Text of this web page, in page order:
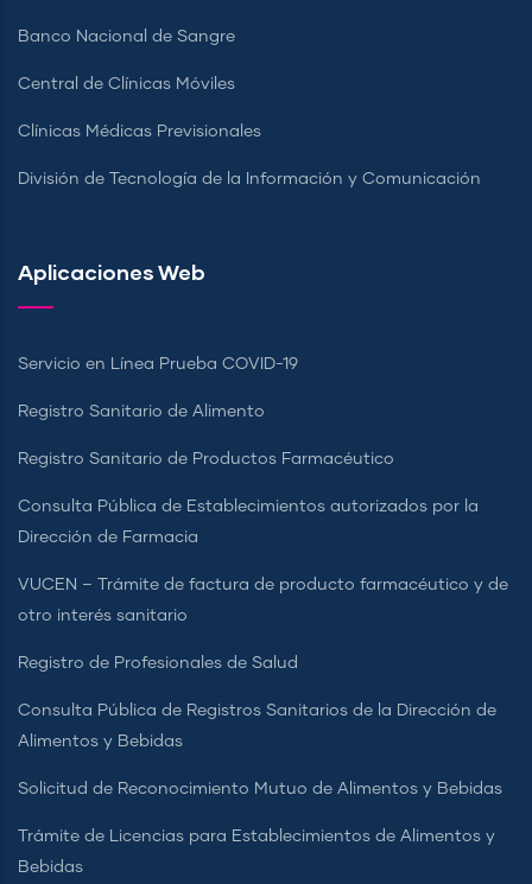
Banco Nacional de Sangre
Central de Clínicas Móviles
Clínicas Médicas Previsionales
División de Tecnología de la Información y Comunicación
Aplicaciones Web
Servicio en Línea Prueba COVID-19
Registro Sanitario de Alimento
Registro Sanitario de Productos Farmacéutico
Consulta Pública de Establecimientos autorizados por la
Dirección de Farmacia
VUCEN – Trámite de factura de producto farmacéutico y de
otro interés sanitario
Registro de Profesionales de Salud
Consulta Pública de Registros Sanitarios de la Dirección de
Alimentos y Bebidas
Solicitud de Reconocimiento Mutuo de Alimentos y Bebidas
Trámite de Licencias para Establecimientos de Alimentos y
Bebidas